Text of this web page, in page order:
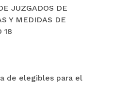
JUZGADOS DE
Y MEDIDAS DE
18
de elegibles para el